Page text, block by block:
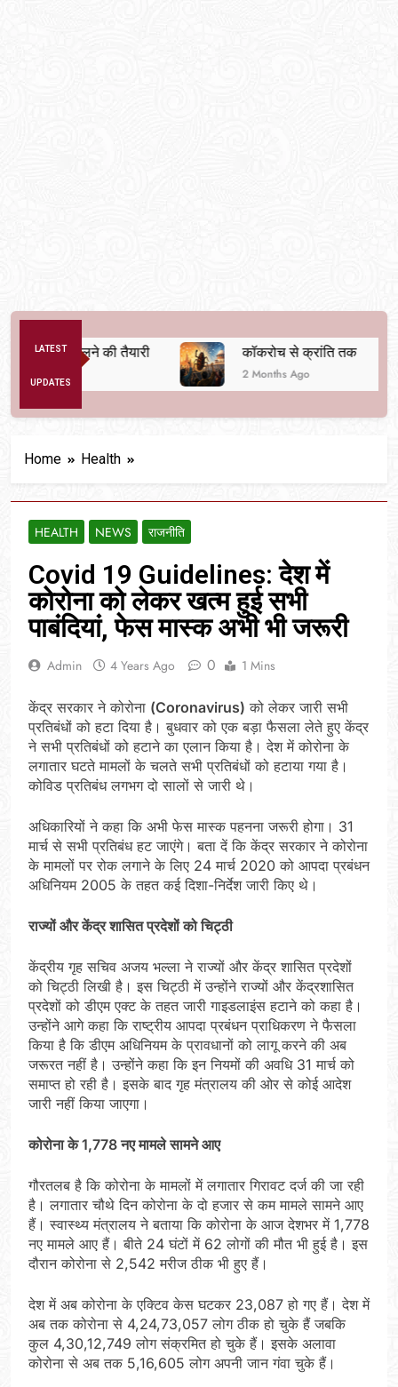
LATEST
UPDATES
बदलने की तैयारी कॉकरोच से क्रांति तक
2 Months Ago
Home Health
HEALTH NEWS राजनीति
Covid 19 Guidelines: देश में
कोरोना को लेकर खत्म हुई सभी
पाबंदियां, फेस मास्क अभी भी जरूरी
Admin 4 Years Ago 0 1 Mins
केंद्र सरकार ने कोरोना (Coronavirus) को लेकर जारी सभी
प्रतिबंधों को हटा दिया है। बुधवार को एक बड़ा फैसला लेते हुए केंद्र
ने सभी प्रतिबंधों को हटाने का एलान किया है। देश में कोरोना के
लगातार घटते मामलों के चलते सभी प्रतिबंधों को हटाया गया है।
कोविड प्रतिबंध लगभग दो सालों से जारी थे।
अधिकारियों ने कहा कि अभी फेस मास्क पहनना जरूरी होगा। 31
मार्च से सभी प्रतिबंध हट जाएंगे। बता दें कि केंद्र सरकार ने कोरोना
के मामलों पर रोक लगाने के लिए 24 मार्च 2020 को आपदा प्रबंधन
अधिनियम 2005 के तहत कई दिशा-निर्देश जारी किए थे।
राज्यों और केंद्र शासित प्रदेशों को चिट्ठी
केंद्रीय गृह सचिव अजय भल्ला ने राज्यों और केंद्र शासित प्रदेशों
को चिट्ठी लिखी है। इस चिट्ठी में उन्होंने राज्यों और केंद्रशासित
प्रदेशों को डीएम एक्ट के तहत जारी गाइडलाइंस हटाने को कहा है।
उन्होंने आगे कहा कि राष्ट्रीय आपदा प्रबंधन प्राधिकरण ने फैसला
किया है कि डीएम अधिनियम के प्रावधानों को लागू करने की अब
जरूरत नहीं है। उन्होंने कहा कि इन नियमों की अवधि 31 मार्च को
समाप्त हो रही है। इसके बाद गृह मंत्रालय की ओर से कोई आदेश
जारी नहीं किया जाएगा।
कोरोना के 1,778 नए मामले सामने आए
गौरतलब है कि कोरोना के मामलों में लगातार गिरावट दर्ज की जा रही
है। लगातार चौथे दिन कोरोना के दो हजार से कम मामले सामने आए
हैं। स्वास्थ्य मंत्रालय ने बताया कि कोरोना के आज देशभर में 1,778
नए मामले आए हैं। बीते 24 घंटों में 62 लोगों की मौत भी हुई है। इस
दौरान कोरोना से 2,542 मरीज ठीक भी हुए हैं।
देश में अब कोरोना के एक्टिव केस घटकर 23,087 हो गए हैं। देश में
अब तक कोरोना से 4,24,73,057 लोग ठीक हो चुके हैं जबकि
कुल 4,30,12,749 लोग संक्रमित हो चुके हैं। इसके अलावा
कोरोना से अब तक 5,16,605 लोग अपनी जान गंवा चुके हैं।